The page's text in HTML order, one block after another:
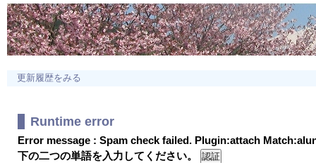
更新履歴をみる
Runtime error
Error message : Spam check failed. Plugin:attach
下の二つの単語を入力してください。